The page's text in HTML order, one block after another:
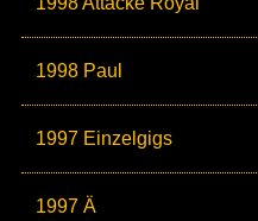
1998 Paul
1997 Einzelgigs
1997 Ä